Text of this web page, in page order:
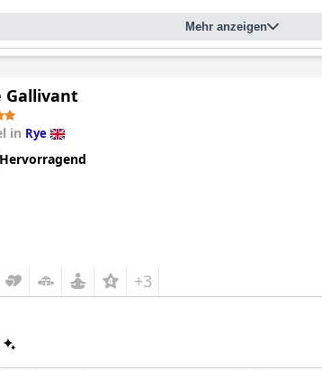
Mehr anzeigen
Gallivant
in Rye
Hervorragend
+3